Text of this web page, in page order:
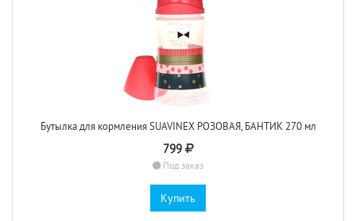
Бутылка для кормления SUAVINEX РОЗОВАЯ, БАНТИК 270 мл
799
Под заказ
Купить